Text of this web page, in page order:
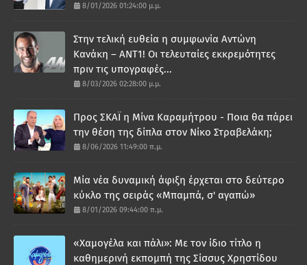
8/01/2026 01:24:00 μ.μ.
Στην τελική ευθεία η συμφωνία Αντώνη
Κανάκη – ΑΝΤ1! Οι τελευταίες εκκρεμότητες
πριν τις υπογραφές...
8/03/2026 02:28:00 μ.μ.
Προς ΣΚΑΪ η Μίνα Καραμήτρου - Ποια θα πάρει
την θέση της δίπλα στον Νίκο Στραβελάκη;
8/06/2026 11:49:00 π.μ.
Μία νέα δυναμική άφιξη έρχεται στο δεύτερο
κύκλο της σειράς «Μπαμπά, σ' αγαπώ»
8/01/2026 09:44:00 π.μ.
«Χαμογέλα και πάλι»: Με τον ίδιο τίτλο η
καθημερινή εκπομπή της Σίσσυς Χρηστίδου